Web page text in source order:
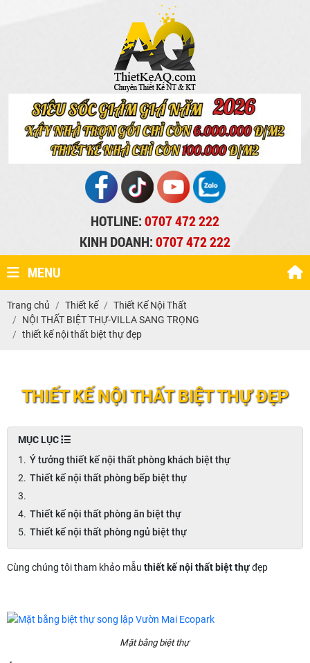
HOTLINE:0707 472 222
KINH DOANH:0707 472 222
MENU
Trang chủ Thiết kế
Thiết Kế Nội Thất
NỘI THẤT BIỆT THỰ-VILLA SANG TRỌNG
thiết kế nội thất biệt thự đẹp
THIẾT KẾ NỘI THẤT BIỆT THỰ ĐẸP
MỤC LỤC
Ý tưởng thiết kế nội thất phòng khách biệt thự
Thiết kế nội thất phòng bếp biệt thự
Thiết kế nội thất phòng ăn biệt thự
Thiết kế nội thất phòng ngủ biệt thự
Cùng chúng tôi tham khảo mẫu thiết kế nội thất biệt thựđẹp
Mặt bằng biệt thự